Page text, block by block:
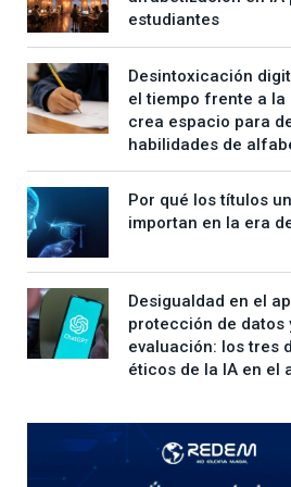
estudiantes
Desintoxicación
el tiempo frente a la
crea espacio para
habilidades de
Por qué los títulos
importan en la era
Desigualdad en el
protección de datos
evaluación: los tres
éticos de la IA en el